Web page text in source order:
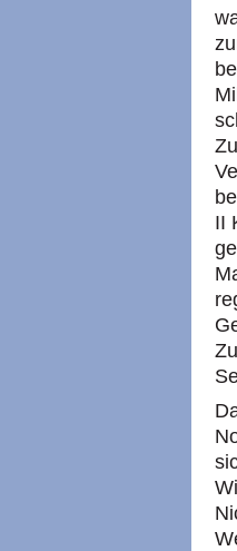
II